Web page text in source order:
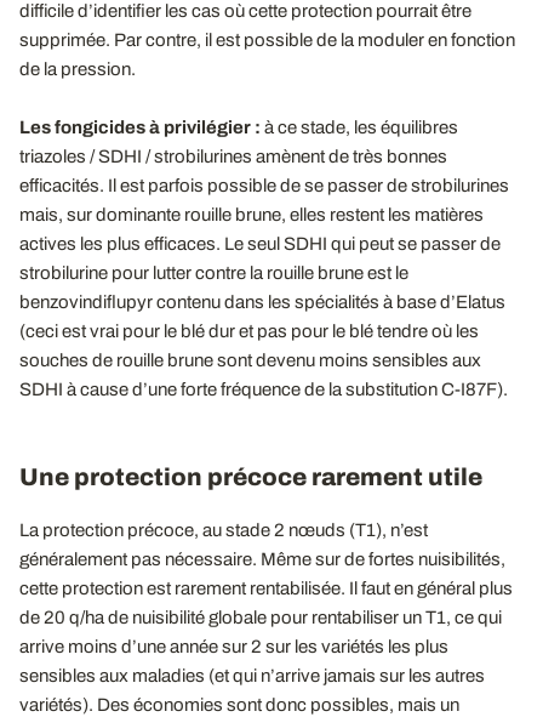
difficile d’identifier les cas où cette protection pourrait être
supprimée. Par contre, il est possible de la moduler en fonction
de la pression.
Les fongicides à privilégier : à ce stade, les équilibres
triazoles / SDHI / strobilurines amènent de très bonnes
efficacités. Il est parfois possible de se passer de strobilurines
mais, sur dominante rouille brune, elles restent les matières
actives les plus efficaces. Le seul SDHI qui peut se passer de
strobilurine pour lutter contre la rouille brune est le
benzovindiflupyr contenu dans les spécialités à base d’Elatus
(ceci est vrai pour le blé dur et pas pour le blé tendre où les
souches de rouille brune sont devenu moins sensibles aux
SDHI à cause d’une forte fréquence de la substitution C-I87F).
Une protection précoce rarement utile
La protection précoce, au stade 2 nœuds (T1), n’est
généralement pas nécessaire. Même sur de fortes nuisibilités,
cette protection est rarement rentabilisée. Il faut en général plus
de 20 q/ha de nuisibilité globale pour rentabiliser un T1, ce qui
arrive moins d’une année sur 2 sur les variétés les plus
sensibles aux maladies (et qui n’arrive jamais sur les autres
variétés). Des économies sont donc possibles, mais un